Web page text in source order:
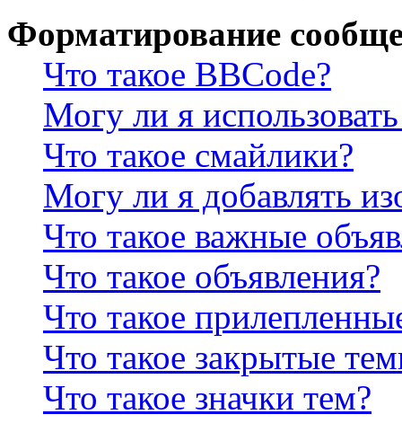
Форматирование
Что такое BBCode?
Могу ли я
Что такое смайлики?
Могу ли я добавлять
Что такое важные
Что такое объявления?
Что такое
Что такое закрытые
Что такое значки тем?